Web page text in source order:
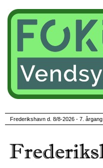
Frederikshavn d. 8/8-2026 - 7. årgang